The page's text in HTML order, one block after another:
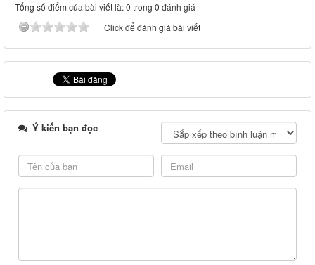
Tổng số điểm của bài viết là: 0 trong 0 đánh giá
Click để đánh giá bài viết
Ý kiến bạn đọc